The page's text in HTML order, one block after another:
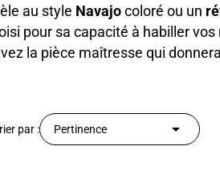
au style Navajocoloré ou un
pour sa capacité à habiller
la pièce maîtresse qui
par : Pertinence 